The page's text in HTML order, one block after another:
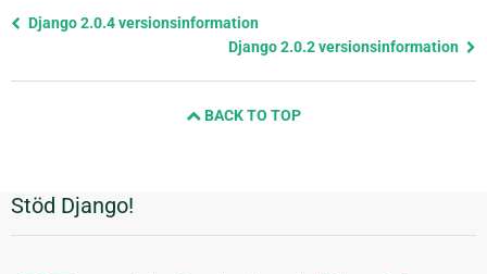
Föregående
Django 2.0.4 versionsinformation
Django 2.0.2 versionsinformation
BACK TO TOP
Ytterligare
information
Stöd Django!